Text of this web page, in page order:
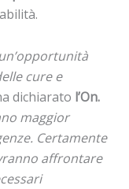
cure e
dichiarato l’On.
maggior
Certamente
affrontare